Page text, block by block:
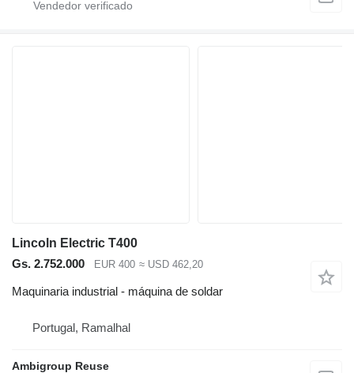
Lincoln Electric T400
Gs. 2.752.000
EUR 400 ≈ USD 462,20
Maquinaria industrial - máquina de soldar
Portugal, Ramalhal
Ambigroup Reuse